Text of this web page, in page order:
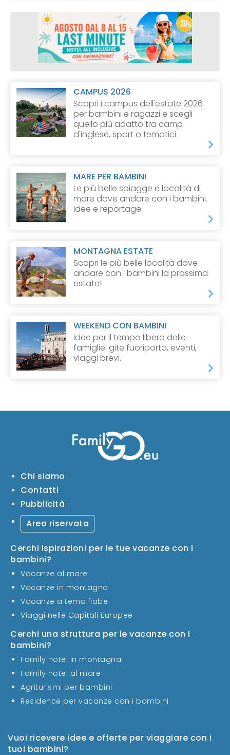
CAMPUS 2026
Scopri i campus dell'estate 2026
per bambini e ragazzi e scegli
quello più adatto tra camp
d'inglese, sport o tematici.
MARE PER BAMBINI
Le più belle spiagge e località di
mare dove andare con i bambini.
Idee e reportage.
MONTAGNA ESTATE
Scopri le più belle località dove
andare con i bambini la prossima
estate!
WEEKEND CON BAMBINI
Idee per il tempo libero delle
famiglie: gite fuoriporta, eventi,
viaggi brevi.
Vuoi ricevere idee e offerte per viaggiare con i
tuoi bambini?
Chi siamo
Contatti
Pubblicità
Area riservata
Cerchi ispirazioni per le tue vacanze con i
bambini?
Vacanze al mare
Vacanze in montagna
Vacanze a tema fiabe
Viaggi nelle Capitali Europee
Cerchi una struttura per le vacanze con i
bambini?
Family hotel in montagna
Family hotel al mare
Agriturismi per bambini
Residence per vacanze con i bambini